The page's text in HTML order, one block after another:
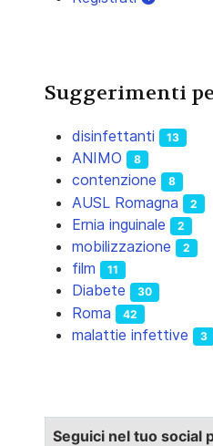
Suggerimenti
disinfettanti 13
ANIMO 8
contenzione 8
AUSL Romagna 2
Ernia inguinale 2
mobilizzazione 2
film 11
Diabete 30
Roma 42
malattie infettive 3
Seguici nel tuo social